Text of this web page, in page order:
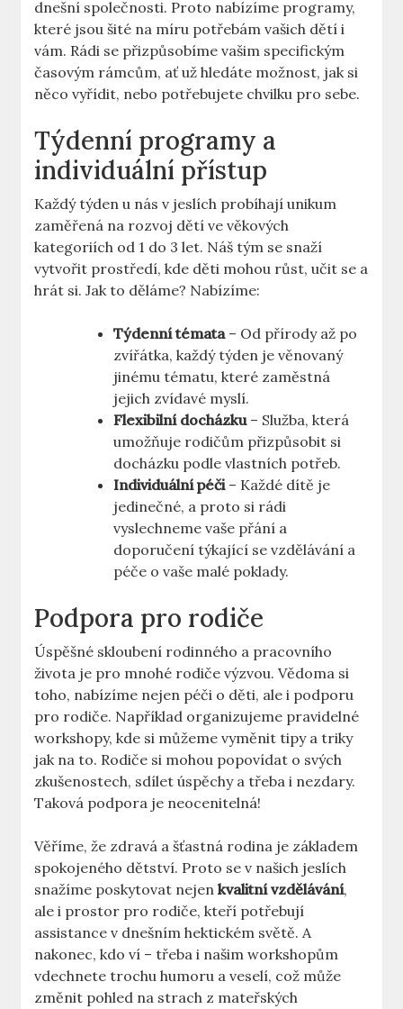
dnešní společnosti. Proto nabízíme programy,
které jsou šité na míru potřebám vašich dětí i
vám. Rádi se přizpůsobíme vašim specifickým
časovým rámcům, ať už hledáte možnost, jak si
něco vyřídit, nebo potřebujete chvilku pro sebe.
Týdenní programy a
individuální přístup
Každý týden u nás v jeslích probíhají unikum
zaměřená na rozvoj dětí ve věkových
kategoriích od 1 do 3 let. Náš tým se snaží
vytvořit prostředí, kde děti mohou růst, učit se a
hrát si. Jak to děláme? Nabízíme:
Týdenní témata– Od přírody až po
zvířátka, každý týden je věnovaný
jinému tématu, které zaměstná
jejich zvídavé myslí.
Flexibilní docházku– Služba, která
umožňuje rodičům přizpůsobit si
docházku podle vlastních potřeb.
Individuální péči– Každé dítě je
jedinečné, a proto si rádi
vyslechneme vaše přání a
doporučení týkající se vzdělávání a
péče o vaše malé poklady.
Podpora pro rodiče
Úspěšné skloubení rodinného a pracovního
života je pro mnohé rodiče výzvou. Vědoma si
toho, nabízíme nejen péči o děti, ale i podporu
pro rodiče. Například organizujeme pravidelné
workshopy, kde si můžeme vyměnit tipy a triky
jak na to. Rodiče si mohou popovídat o svých
zkušenostech, sdílet úspěchy a třeba i nezdary.
Taková podpora je neocenitelná!
Věříme, že zdravá a šťastná rodina je základem
spokojeného dětství. Proto se v našich jeslích
snažíme poskytovat nejenkvalitní vzdělávání,
ale i prostor pro rodiče, kteří potřebují
assistance v dnešním hektickém světě. A
nakonec, kdo ví – třeba i našim workshopům
vdechnete trochu humoru a veselí, což může
změnit pohled na strach z mateřských